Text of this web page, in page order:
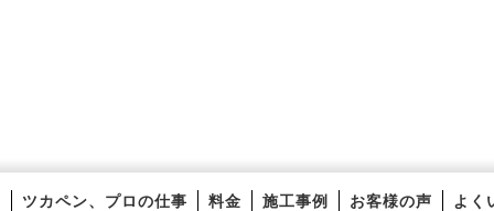
ツカペン、プロの仕事 料金 施工事例 お客様の声 よく